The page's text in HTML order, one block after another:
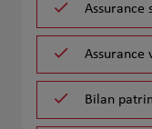
Assurance
Assurance
Bilan